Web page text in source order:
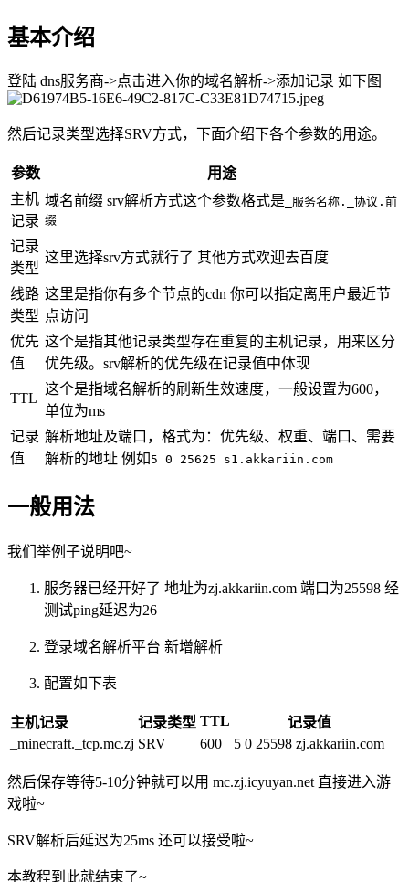
基本介绍
登陆 dns服务商->点击进入你的域名解析->添加记录 如下图
然后记录类型选择SRV方式，下面介绍下各个参数的用途。
参数
用途
主机
记录
域名前缀 srv解析方式这个参数格式是 _服务名称._协议.前
缀
记录
类型
这里选择srv方式就行了 其他方式欢迎去百度
线路
类型
这里是指你有多个节点的cdn 你可以指定离用户最近节
点访问
优先
值
这个是指其他记录类型存在重复的主机记录，用来区分
优先级。srv解析的优先级在记录值中体现
TTL
这个是指域名解析的刷新生效速度，一般设置为600，
单位为ms
记录
值
解析地址及端口，格式为：优先级、权重、端口、需要
解析的地址 例如 5 0 25625 s1.akkariin.com
一般用法
我们举例子说明吧~
服务器已经开好了 地址为zj.akkariin.com 端口为25598 经
测试ping延迟为26
登录域名解析平台 新增解析
配置如下表
主机记录 记录类型 TTL
记录值
_minecraft._tcp.mc.zj SRV 600 5 0 25598 zj.akkariin.com
然后保存等待5-10分钟就可以用 mc.zj.icyuyan.net 直接进入游
戏啦~
SRV解析后延迟为25ms 还可以接受啦~
本教程到此就结束了~